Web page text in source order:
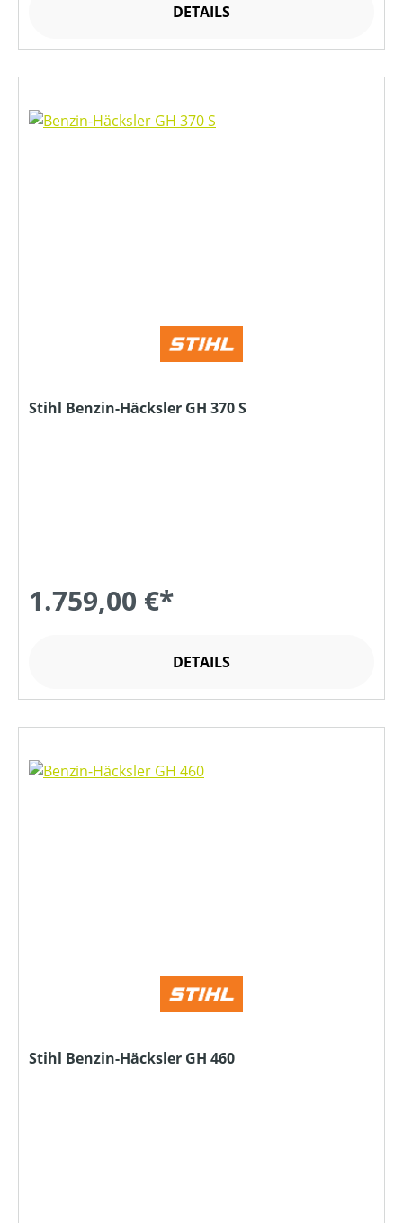
DETAILS
Stihl Benzin-Häcksler GH 370 S
1.759,00 €*
DETAILS
Stihl Benzin-Häcksler GH 460